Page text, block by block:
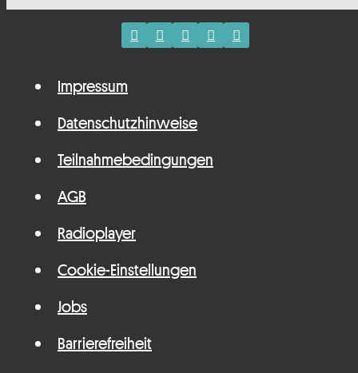
Impressum
Datenschutzhinweise
Teilnahmebedingungen
AGB
Radioplayer
Cookie-Einstellungen
Jobs
Barrierefreiheit